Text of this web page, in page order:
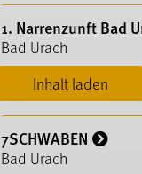
Inhalt laden
1. Narrenzunft Bad
Bad Urach
7SCHWABEN
Bad Urach